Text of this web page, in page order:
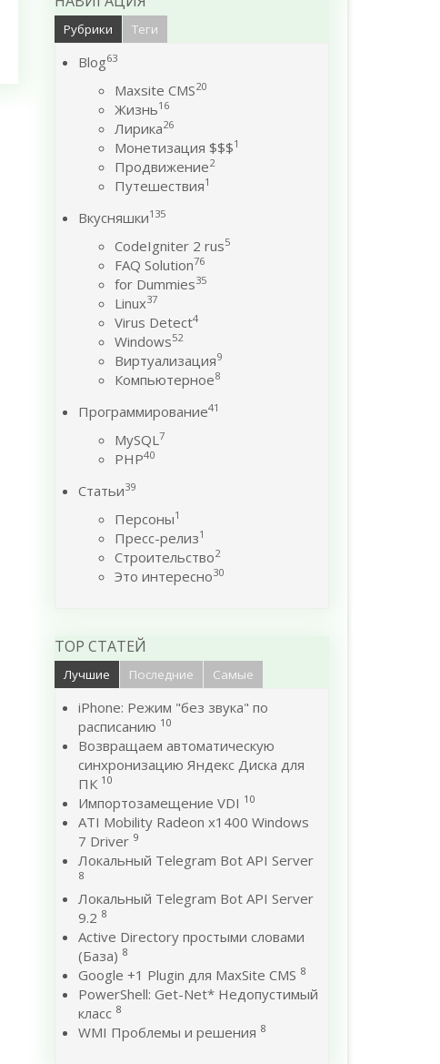
Рубрики Теги
Blog63
Maxsite CMS20
Жизнь16
Лирика26
Монетизация $$$1
Продвижение2
Путешествия1
Вкусняшки135
CodeIgniter 2 rus5
FAQ Solution76
for Dummies35
Linux37
Virus Detect4
Windows52
Виртуализация9
Компьютерное8
Программирование41
MySQL7
PHP40
Статьи39
Персоны1
Пресс-релиз1
Строительство2
Это интересно30
TOP СТАТЕЙ
Лучшие Последние Самые
iPhone: Режим "без звука" по
расписанию 10
Возвращаем автоматическую
синхронизацию Яндекс Диска для
ПК 10
Импортозамещение VDI 10
ATI Mobility Radeon x1400 Windows
7 Driver 9
Локальный Telegram Bot API Server
8
Локальный Telegram Bot API Server
9.2 8
Active Directory простыми словами
(База) 8
Google +1 Plugin для MaxSite CMS 8
PowerShell: Get-Net* Недопустимый
класс 8
WMI Проблемы и решения 8